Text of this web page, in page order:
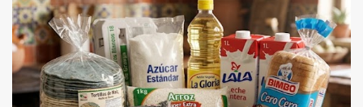
este periodo vacacional son optimistas, con un promedio estatal
que supera el 70% . Sin embargo, la sorpresa del año la ha dado el
norte del estado. Comondú encabeza las expectativas con un
impresionante 89% de ocupación, impulsado por el interés
creciente en el turismo de naturaleza. Le siguen destinos